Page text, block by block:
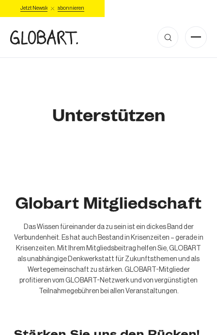
Jetzt Newsletter abonnieren
Unterstützen
Globart Mitgliedschaft
Das Wissen füreinander da zu sein ist ein dickes Band der
Verbundenheit. Es hat auch Bestand in Krisenzeiten – gerade in
Krisenzeiten. Mit Ihrem Mitgliedsbeitrag helfen Sie, GLOBART
als unabhängige Denkwerkstatt für Zukunftsthemen und als
Wertegemeinschaft zu stärken. GLOBART-Mitglieder
profitieren vom GLOBART-Netzwerk und von vergünstigten
Teilnahmegebühren bei allen Veranstaltungen.